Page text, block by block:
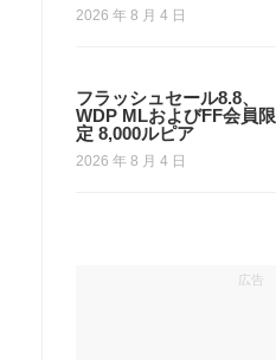
2026 年 8 月 4 日
フラッシュセール8.8、
WDP MLおよびFF会員限
定 8,000ルピア
2026 年 8 月 4 日
広告